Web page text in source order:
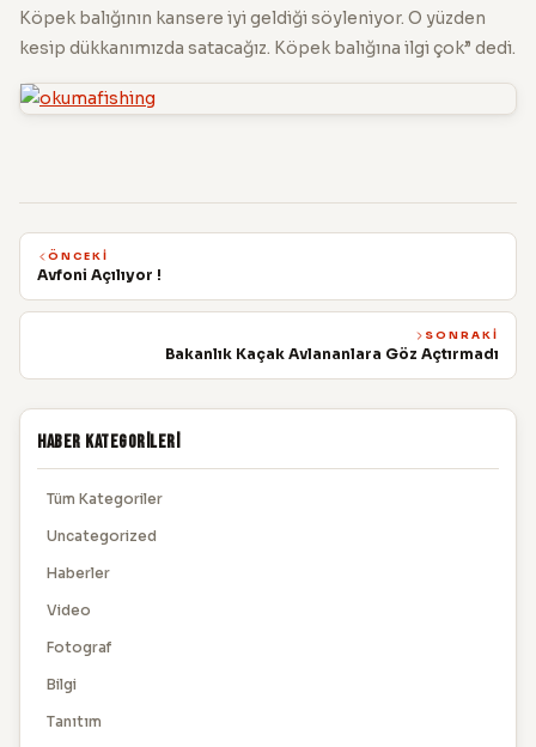
Köpek balığının kansere iyi geldiği söyleniyor. O yüzden
kesip dükkanımızda satacağız. Köpek balığına ilgi çok” dedi.
ÖNCEKI
Avfoni Açılıyor !
SONRAKI
Bakanlık Kaçak Avlananlara Göz Açtırmadı
Haber Kategorileri
Tüm Kategoriler
Uncategorized
Haberler
Video
Fotograf
Bilgi
Tanıtım